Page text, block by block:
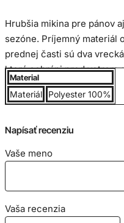
Hrubšia mikina pre pánov
sezóne. Príjemný materiál
prednej časti sú dva
ktorá ochráni pred vetrom
zladenou šnúrkou. Dvojité
a na rukávoch. Použitá
postave.
Veľkostná tabuľka v cm:
Material
Materiál Polyester 100%
Napísať recenziu
Vaše meno
Vaša recenzia